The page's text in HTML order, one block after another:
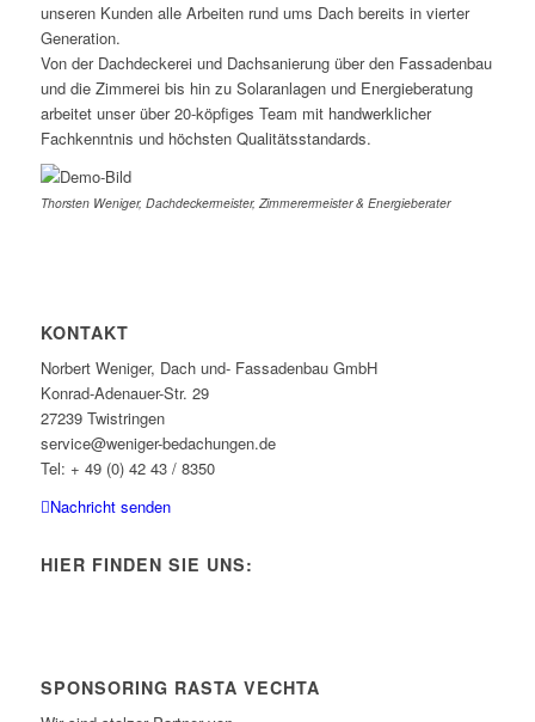
unseren Kunden alle Arbeiten rund ums Dach bereits in vierter
Generation.
Von der Dachdeckerei und Dachsanierung über den Fassadenbau
und die Zimmerei bis hin zu Solaranlagen und Energieberatung
arbeitet unser über 20-köpfiges Team mit handwerklicher
Fachkenntnis und höchsten Qualitätsstandards.
Thorsten Weniger, Dachdeckermeister, Zimmerermeister & Energieberater
KONTAKT
Norbert Weniger, Dach und- Fassadenbau GmbH
Konrad-Adenauer-Str. 29
27239 Twistringen
service@weniger-bedachungen.de
Tel: + 49 (0) 42 43 / 8350
Nachricht senden
HIER FINDEN SIE UNS:
SPONSORING RASTA VECHTA